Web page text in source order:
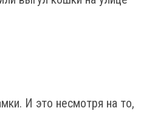
И это несмотря на то,